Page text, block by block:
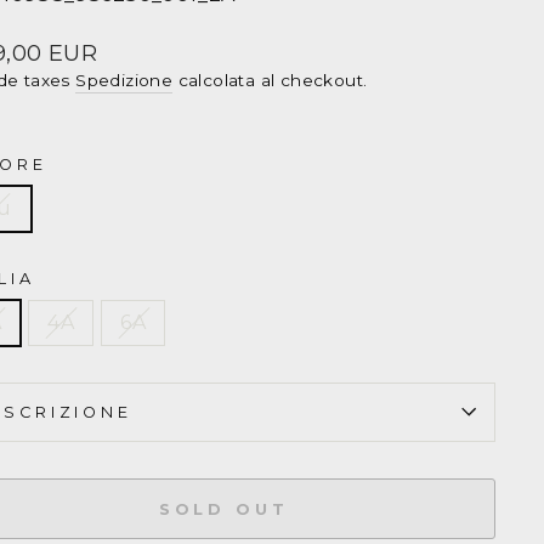
EUR
taxes Spedizione calcolata al checkout.
4A 6A
SOLD OUT